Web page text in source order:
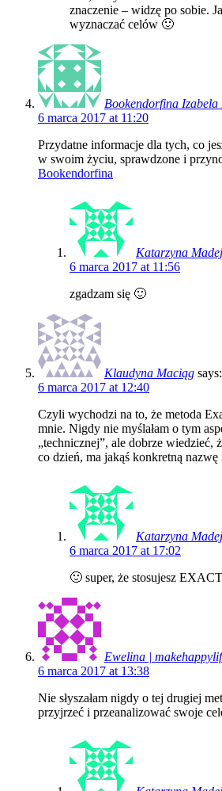
znaczenie – widzę po sobie.
wyznaczać celów 🙂
Bookendorfina Izabela
6 marca 2017 at 11:20
Przydatne informacje dla tych, co
w swoim życiu, sprawdzone i
Bookendorfina
Katarzyna Madej
6 marca 2017 at 11:56
zgadzam się 🙂
Klaudyna Maciąg says:
6 marca 2017 at 12:40
Czyli wychodzi na to, że metoda
mnie. Nigdy nie myślałam o tym
„technicznej”, ale dobrze wiedzieć,
co dzień, ma jakąś konkretną nazwę
Katarzyna Madej
6 marca 2017 at 17:02
🙂 super, że stosujesz EXACT
Ewelina |
6 marca 2017 at 13:38
Nie słyszałam nigdy o tej drugiej
przyjrzeć i przeanalizować swoje